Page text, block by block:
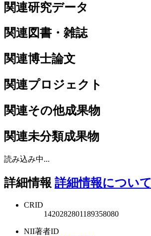
関連研究データ
関連図書・雑誌
関連博士論文
関連プロジェクト
関連その他成果物
関連未分類成果物
読み込み中...
詳細情報 詳細情報について
CRID
1420282801189358080
NII著者ID